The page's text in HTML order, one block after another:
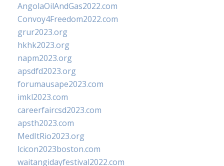
AngolaOilAndGas2022.com
Convoy4Freedom2022.com
grur2023.org
hkhk2023.org
napm2023.org
apsdfd2023.org
forumausape2023.com
imkl2023.com
careerfaircsd2023.com
apsth2023.com
MedItRio2023.org
lcicon2023boston.com
waitangidayfestival2022.com